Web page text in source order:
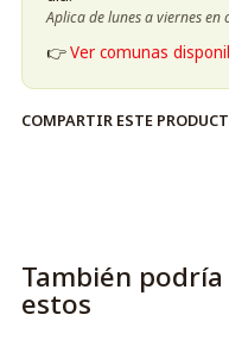
Aplica de lunes a viernes en
👉Ver comunas
COMPARTIR ESTE
También
estos